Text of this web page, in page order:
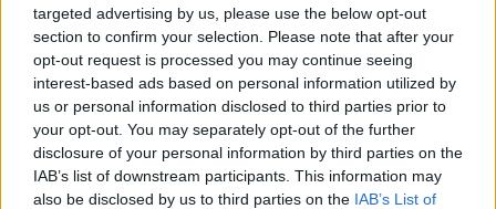
targeted advertising by us, please use the below opt-out
section to confirm your selection. Please note that after your
opt-out request is processed you may continue seeing
interest-based ads based on personal information utilized by
us or personal information disclosed to third parties prior to
your opt-out. You may separately opt-out of the further
disclosure of your personal information by third parties on the
IAB’s list of downstream participants. This information may
also be disclosed by us to third parties on the IAB’s List of
οποίος ανέφερε ότι «ήρθε να δει μόνο τον
Οικουμενικό Πατριάρχη για να δώσει ένα
μήνυμα στο κράτος της Τουρκίας. Δεν ήθελα
να δω κανέναν Τούρκο, δεν ήρθα για αυτούς,
μόνο για έναν Χριστιανό ηγέτη», σημείωσε ο
ίδιος.